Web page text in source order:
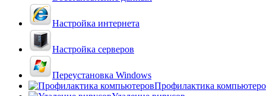
Настройка интернета
Настройка серверов
Переустановка Windows
Профилактика